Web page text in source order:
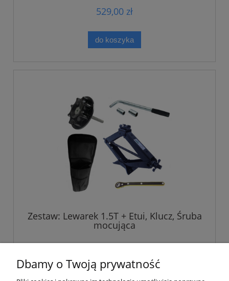
529,00 zł
do koszyka
Zestaw: Lewarek 1.5T + Etui, Klucz, Śruba
mocująca
Dbamy o Twoją prywatność